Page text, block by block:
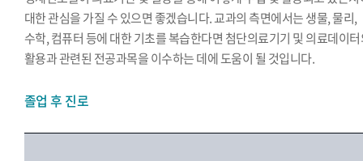
대한 관심을 가질 수 있으면 좋겠습니다. 교과의 측면에서는 생물, 물리,
수학, 컴퓨터 등에 대한 기초를 복습한다면 첨단의료기기 및 의료데이
활용과 관련된 전공과목을 이수하는 데에 도움이 될 것입니다.
졸업 후 진로